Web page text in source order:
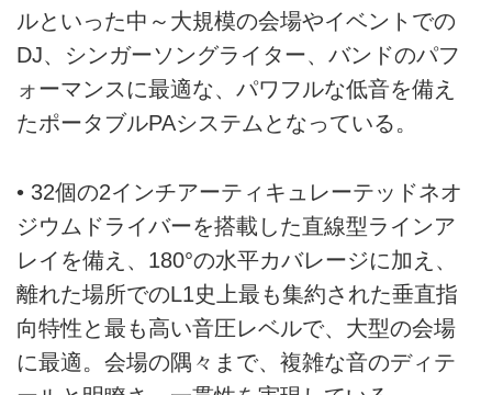
ルといった中～大規模の会場やイベントでの
DJ、シンガーソングライター、バンドのパフ
ォーマンスに最適な、パワフルな低音を備え
たポータブルPAシステムとなっている。
• 32個の2インチアーティキュレーテッドネオ
ジウムドライバーを搭載した直線型ラインア
レイを備え、180°の水平カバレージに加え、
離れた場所でのL1史上最も集約された垂直指
向特性と最も高い音圧レベルで、大型の会場
に最適。会場の隅々まで、複雑な音のディテ